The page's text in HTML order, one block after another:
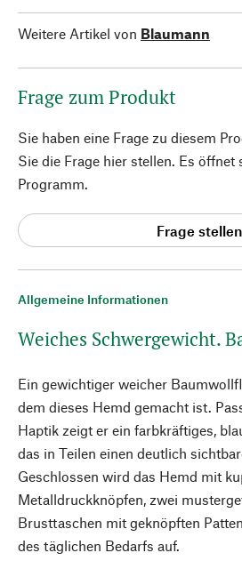
Allgemeine Informationen
Weiches Schwergewicht.
Ein gewichtiger weicher
dem dieses Hemd gemacht ist.
Haptik zeigt er ein farbkräftiges,
das in Teilen einen deutlich
Geschlossen wird das Hemd mit
Metalldruckknöpfen, zwei
Brusttaschen mit geknöpften
des täglichen Bedarfs auf.
Weitere Artikel von Blaumann
Frage zum Produkt
Sie haben eine Frage zu diesem
Sie die Frage hier stellen. Es
Programm.
Frage stellen